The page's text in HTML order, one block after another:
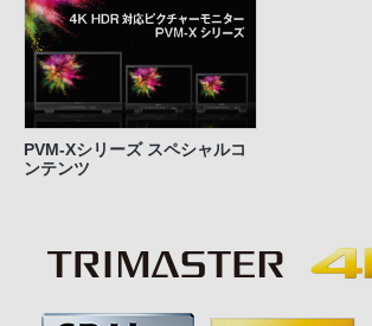
PVM-Xシリーズ スペシャルコ
ンテンツ